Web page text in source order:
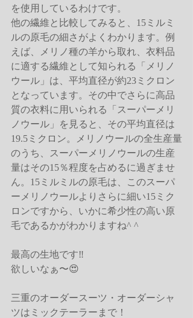
を使用しているわけです。
他の繊維と比較してみると、15ミルミ
ルの原毛の細さがよくわかります。例
えば、メリノ種の羊から取れ、衣料品
に適する繊維として知られる「メリノ
ウール」は、平均直径が約23ミクロン
となっています。その中でさらに高品
質の衣料に用いられる「スーパーメリ
ノウール」を見ると、その平均直径は
19.5ミクロン。メリノウールの全生産量
のうち、スーパーメリノウールの生産
量はその15％程度を占めるに過ぎませ
ん。15ミルミルの原毛は、このスーパ
ーメリノウールよりさらに細い15ミク
ロンですから、いかに希少性の高い原
毛であるかがわかりますね^ ^
最高の生地です‼️
欲しいなぁ〜😍
三重のオーダースーツ・オーダーシャ
ツはミックテーラーまで！